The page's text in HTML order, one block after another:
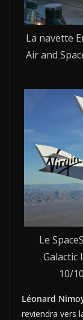
La navette
Air and
Le
Galactic
10/
Léonard
reviendra vers